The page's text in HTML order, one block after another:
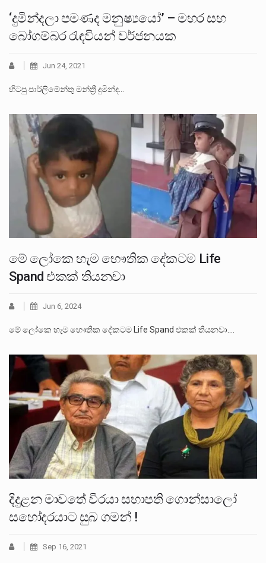
‘දුමින්දලා පමණද මනුෂ්‍යයෝ’ – මහර සහ
බෝගම්බර රැඳවියන් වර්ජනයක
Jun 24, 2021
හිටපු පාර්ලිමේන්තු මන්ත්‍රී දුමින්ද…
මේ ලෝකෙ හැම භෞතික දේකටම Life
Spand එකක් තියනවා
Jun 6, 2024
මේ ලෝකෙ හැම භෞතික දේකටම Life Spand එකක් තියනවා.…
දිදුළන මාවතේ වීරයා සභාපති ගොන්සාලෝ
සහෝදරයාට සුබ ගමන් !
Sep 16, 2021